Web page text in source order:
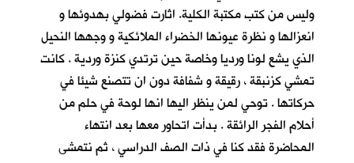
وليس من كتب مكتبة الكلية. اثارت فضولي بهدوئها و
انعزالها و نظرة عيونها الخضراء الملائكية و وجهها النحيل
الذي يشع لونا ورديا وخاصة حين ترتدي كنزة وردية . كانت
تمشي كزنبقة ، رقيقة و شفافة دون ان تتصنع شيئا في
حركاتها . توحي لمن ينظر اليها انها لوحة في حلم من
أحلام الفجر الرائقة . بدأت اتحاور معها بعد انتهاء
المحاضرة فقد كنا في ذات الصف الدراسي ، ثم نتمشى